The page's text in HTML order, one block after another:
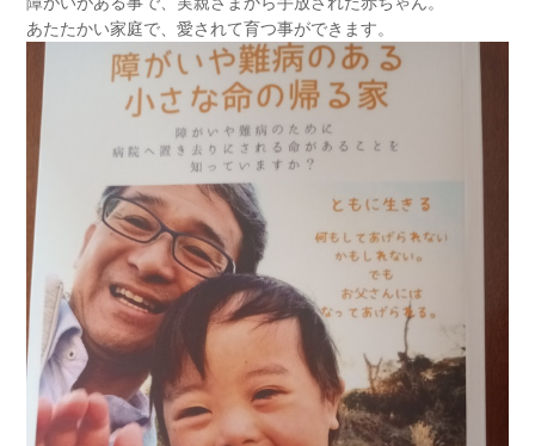
あたたかい家庭で、愛されて育つ事ができます。